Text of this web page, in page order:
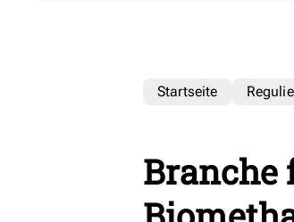
Startseite
Branche